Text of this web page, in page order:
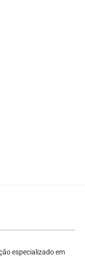
especializado em